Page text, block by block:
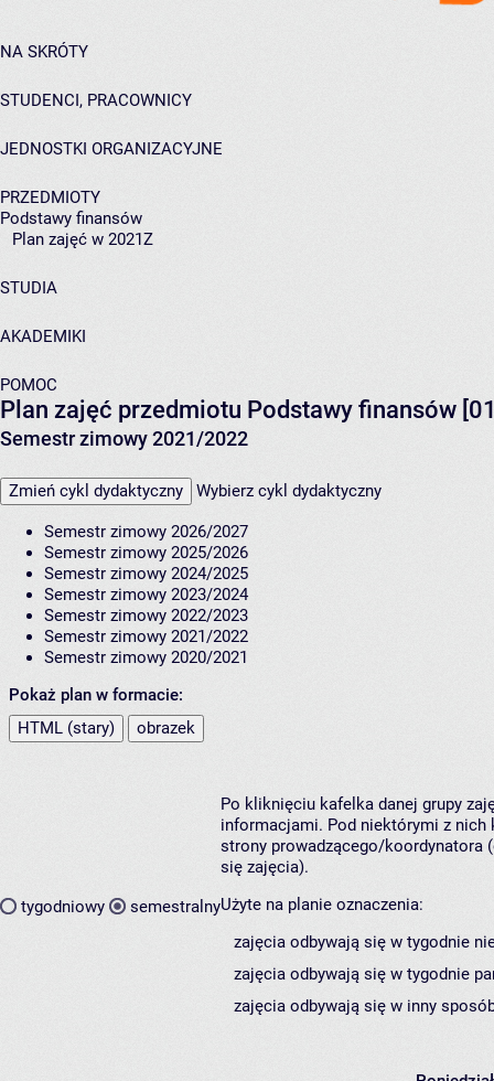
NA SKRÓTY
STUDENCI, PRACOWNICY
JEDNOSTKI ORGANIZACYJNE
PRZEDMIOTY
Podstawy finansów
Plan zajęć w 2021Z
STUDIA
AKADEMIKI
POMOC
Plan zajęć przedmiotu Podstawy finansów
Semestr zimowy 2021/2022
Zmień cykl dydaktyczny Wybierz cykl dydaktyczny
Semestr zimowy 2026/2027
Semestr zimowy 2025/2026
Semestr zimowy 2024/2025
Semestr zimowy 2023/2024
Semestr zimowy 2022/2023
Semestr zimowy 2021/2022
Semestr zimowy 2020/2021
Pokaż plan w formacie:
HTML (stary)
obrazek
tygodniowy semestralny
Po kliknięciu kafelka danej grupy
informacjami. Pod niektórymi z nich
strony prowadzącego/koordynatora
się zajęcia).
Użyte na planie oznaczenia:
zajęcia odbywają się w tygodnie
zajęcia odbywają się w tygodnie
zajęcia odbywają się w inny